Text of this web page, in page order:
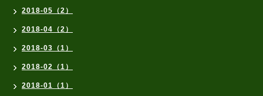
2018-05（2）
2018-04（2）
2018-03（1）
2018-02（1）
2018-01（1）